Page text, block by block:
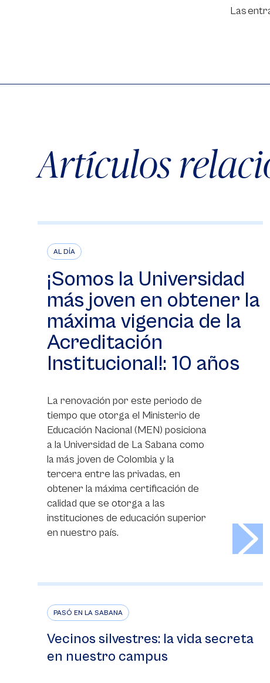
Las
Artículos
AL DÍA
¡Somos la Universidad
más joven en obtener la
máxima vigencia de la
Acreditación
Institucional!: 10 años
La renovación por este periodo de
tiempo que otorga el Ministerio de
Educación Nacional (MEN) posiciona
a la Universidad de La Sabana como
la más joven de Colombia y la
tercera entre las privadas, en
obtener la máxima certificación de
calidad que se otorga a las
instituciones de educación superior
en nuestro país.
PASÓ EN LA SABANA
Vecinos silvestres: la vida secreta
en nuestro campus